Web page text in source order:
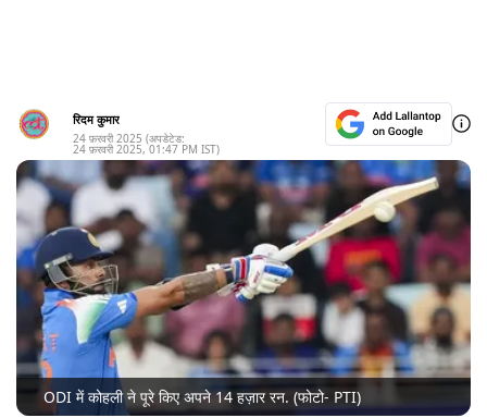
रिदम कुमार
24 फ़रवरी 2025 (अपडेटेड:
24 फ़रवरी 2025, 01:47 PM IST)
ODI में कोहली ने पूरे किए अपने 14 हज़ार रन. (फोटो- PTI)